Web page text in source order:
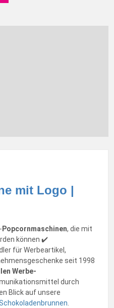
mit Logo |
Popcornmaschinen, die mit
können ✔️
für Werbeartikel,
seit 1998
Werbe-
durch
Blick auf unsere
.